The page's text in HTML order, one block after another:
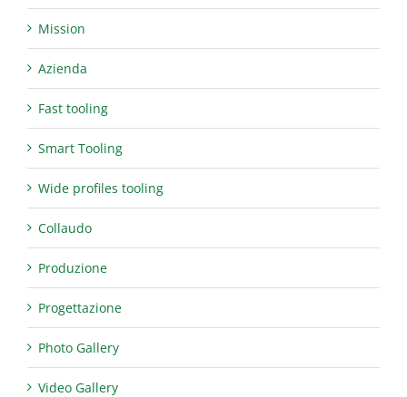
Mission
Azienda
Fast tooling
Smart Tooling
Wide profiles tooling
Collaudo
Produzione
Progettazione
Photo Gallery
Video Gallery